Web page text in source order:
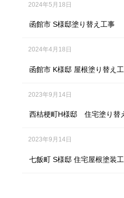
2024年5月18日
函館市 S様邸塗り替え工事
2024年4月18日
函館市 K様邸 屋根塗り替え
2023年9月14日
西桔梗町H様邸 住宅塗り替
2023年9月14日
七飯町 S様邸 住宅屋根塗装